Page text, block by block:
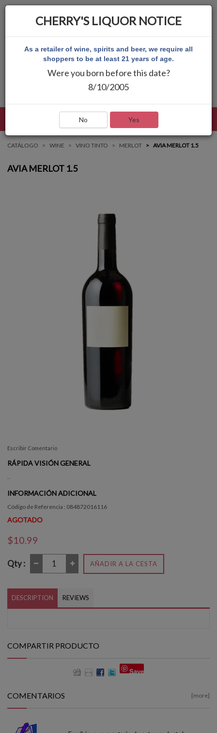
CATÁLOGO WINE VINO TINTO MERLOT AVIA MERLOT 1.5
AVIA MERLOT 1.5
Escribir Comentario
RÁPIDA VISIÓN GENERAL
INFORMACIÓN ADICIONAL
Código de Referencia : 084872016116
AGOTADO
$10.99
Qty : AÑADIR A LA CESTA
DESCRIPTION REVIEWS
COMPARTIR PRODUCTO
Save
COMENTARIOS [more]
CHERRY'S LIQUOR NOTICE
As a retailer of wine, spirits and beer, we require all
shoppers to be at least 21 years of age.
Were you born before this date?
8/10/2005
No Yes